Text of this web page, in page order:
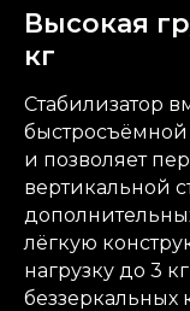
Высокая
кг
Стабилизатор
быстросъёмной
и позволяет
вертикальной
лёгкую
нагрузку до 3
беззеркальных